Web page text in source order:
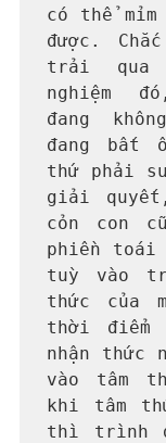
có thể
được.
trải qua
nghiệm
đang
đang bất
thứ phải
giải
cỏn con
phiền toái
tuỳ vào
thức của
thời
nhận thức
vào tâm
khi tâm
thì trình